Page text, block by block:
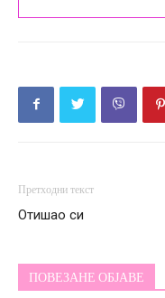
Претходни текст
Отишао си
ПОВЕЗАНЕ ОБЈАВЕ